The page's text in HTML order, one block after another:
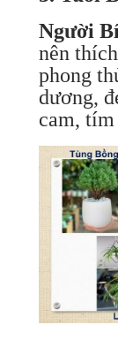
Người
nên
phong
dương,
cam, tím